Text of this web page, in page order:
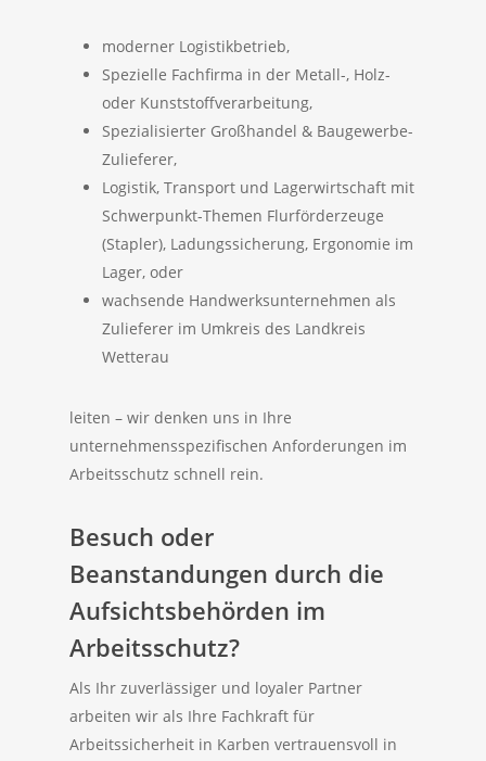
moderner Logistikbetrieb,
Spezielle Fachfirma in der Metall-, Holz-
oder Kunststoffverarbeitung,
Spezialisierter Großhandel & Baugewerbe-
Zulieferer,
Logistik, Transport und Lagerwirtschaft mit
Schwerpunkt-Themen Flurförderzeuge
(Stapler), Ladungssicherung, Ergonomie im
Lager, oder
wachsende Handwerksunternehmen als
Zulieferer im Umkreis des Landkreis
Wetterau
leiten – wir denken uns in Ihre
unternehmensspezifischen Anforderungen im
Arbeitsschutz schnell rein.
Besuch oder
Beanstandungen durch die
Aufsichtsbehörden im
Arbeitsschutz?
Als Ihr zuverlässiger und loyaler Partner
arbeiten wir als Ihre Fachkraft für
Arbeitssicherheit in Karben vertrauensvoll in